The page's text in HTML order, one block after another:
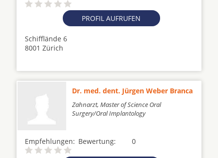
PROFIL AUFRUFEN
Schifflände 6
8001 Zürich
Dr. med. dent. Jürgen Weber Branca
Zahnarzt, Master of Science Oral
Surgery/Oral Implantology
Empfehlungen: 0
Bewertung: